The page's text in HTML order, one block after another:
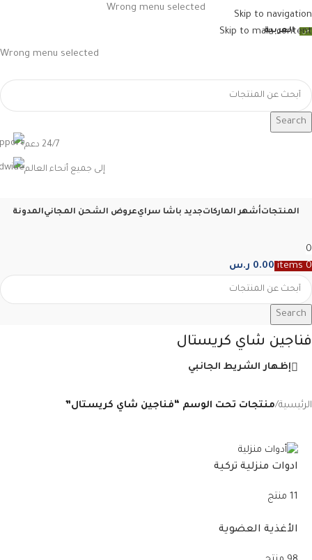
Skip to navigation
Skip to main content
Wrong menu selected
العربية
Wrong menu selected
Search
24/7 دعم
إلى جميع أنحاء العالم
المنتجاتأشهر الماركاتجديد باشا سرايعروض الشحن المجانيالمدونة
0
0
items
0.00 ر.س
Search
فناجين شاي كريستال
إظهار الشريط الجانبي
الرئيسية/منتجات تحت الوسم “فناجين شاي كريستال”
ادوات منزلية تركية
11 منتج
الأغذية العضوية